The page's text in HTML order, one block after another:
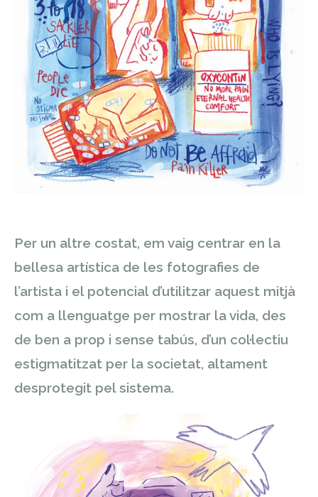
Per un altre costat, em vaig centrar en la
bellesa artística de les fotografies de
l’artista i el potencial d’utilitzar aquest mitjà
com a llenguatge per mostrar la vida, des
de ben a prop i sense tabús, d’un col·lectiu
estigmatitzat per la societat, altament
desprotegit pel sistema.